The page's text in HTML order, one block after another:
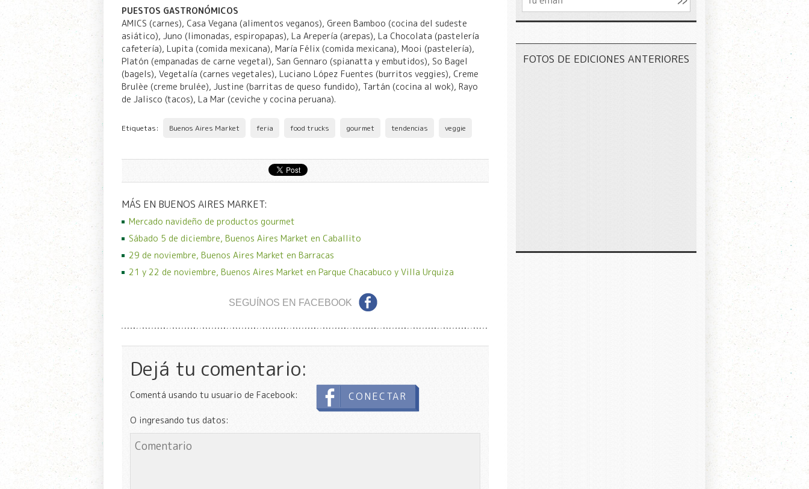
PUESTOS GASTRONÓMICOS
AMICS (carnes), Casa Vegana (alimentos veganos), Green Bamboo (cocina del sudeste
asiático), Juno (limonadas, espiropapas), La Arepería (arepas), La Chocolata (pastelería
cafetería), Lupita (comida mexicana), María Félix (comida mexicana), Mooi (pastelería),
Platón (empanadas de carne vegetal), San Gennaro (spianatta y embutidos), So Bagel
(bagels), Vegetalía (carnes vegetales), Luciano López Fuentes (burritos veggies), Creme
Brulèe (creme brulée), Justine (barritas de queso fundido), Tartán (cocina al wok), Rayo
de Jalisco (tacos), La Mar (ceviche y cocina peruana).
Etiquetas: Buenos Aires Market feria food trucks gourmet tendencias veggie
MÁS EN BUENOS AIRES MARKET:
Mercado navideño de productos gourmet
Sábado 5 de diciembre, Buenos Aires Market en Caballito
29 de noviembre, Buenos Aires Market en Barracas
21 y 22 de noviembre, Buenos Aires Market en Parque Chacabuco y Villa Urquiza
SEGUÍNOS EN FACEBOOK
Dejá tu comentario:
Comentá usando tu usuario de Facebook: CONECTAR
O ingresando tus datos:
FOTOS DE EDICIONES ANTERIORES